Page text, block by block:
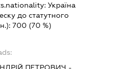
Україна
до статутного
700 (70 %)